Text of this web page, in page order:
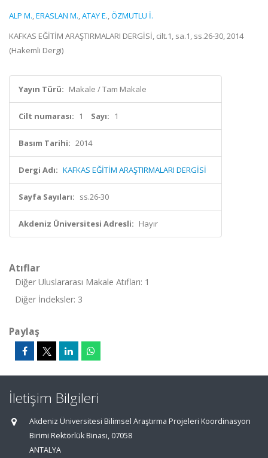
ALP M.,ERASLAN M.,ATAY E.,ÖZMUTLU İ.
KAFKAS EĞİTİM ARAŞTIRMALARI DERGİSİ, cilt.1, sa.1, ss.26-30, 2014
(Hakemli Dergi)
Yayın Türü: Makale / Tam Makale
Cilt numarası: 1 Sayı: 1
Basım Tarihi: 2014
Dergi Adı: KAFKAS EĞİTİM ARAŞTIRMALARI DERGİSİ
Sayfa Sayıları: ss.26-30
Akdeniz Üniversitesi Adresli: Hayır
Atıflar
Diğer Uluslararası Makale Atıfları: 1
Diğer İndeksler: 3
Paylaş
İletişim Bilgileri
Akdeniz Üniversitesi Bilimsel Araştırma Projeleri Koordinasyon
Birimi Rektörlük Binası, 07058
ANTALYA